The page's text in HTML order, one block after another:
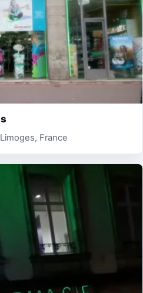
France